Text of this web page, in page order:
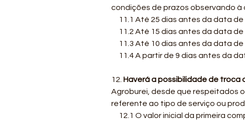
condições de prazos observando
11.1 Até 25 dias antes da data de
11.2 Até 15 dias antes da data de
11.3 Até 10 dias antes da data de
11.4 A partir de 9 dias antes da
12. Haverá a possibilidade de troca
Agroburei, desde que respeitados
referente ao tipo de serviço ou
12.1 O valor inicial da primeira